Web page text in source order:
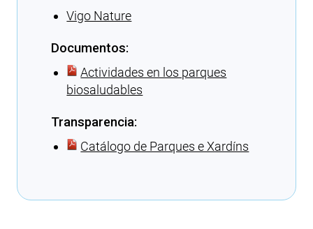
Vigo Nature
Documentos:
Actividades en los parques
biosaludables
Transparencia:
Catálogo de Parques e Xardíns